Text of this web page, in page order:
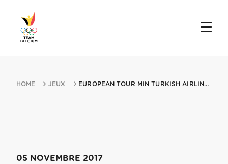
HOME JEUX EUROPEAN TOUR MIN TURKISH AIRLINES OPEN 05112017 ANTALYA
05 NOVEMBRE 2017